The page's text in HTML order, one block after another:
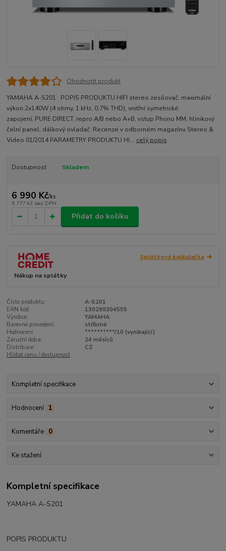
Ohodnotit produkt
YAMAHA A-S201 POPIS PRODUKTU HIFI stereo zesilovač, maximální
výkon 2x140W (4 ohmy, 1 kHz, 0,7% THD), vnitřní symetrické
zapojení, PURE DIRECT, repro A/B nebo A+B, vstup Phono MM, hlinikový
čelní panel, dálkový ovladač. Recenze v odborném magazínu Stereo &
Video 01/2014 PARAMETRY PRODUKTU Hl... celý popis
Dostupnost Skladem
6 990 Kč/ks
5 777 Kč bez DPH
Přidat do košíku
Splátková kalkulačka
Nákup na splátky
Číslo produktu:
A-S201
EAN kód:
130290304555
Výrobce:
YAMAHA
Barevné provedení:
stříbrné
Hodnocení:
**********/10 (vynikající)
Záruční doba:
24 měsíců
Distribuce:
CZ
Hlídat cenu / dostupnost
Kompletní specifikace
Hodnocení 1
Komentáře 0
Ke stažení
Kompletní specifikace
YAMAHA A-S201
POPIS PRODUKTU